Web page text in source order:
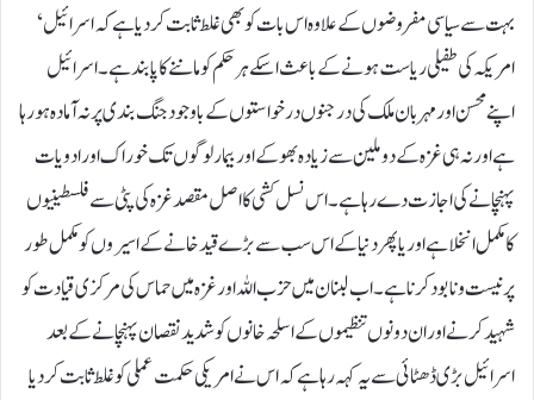
بہت سے سیاسی مفروضوں کے علاوہ اس بات کو بھی غلط ثابت کر دیا ہے کہ اسرائیل ‘
امریکہ کی طفیلی ریاست ہونے کے باعث اسکے ہر حکم کو ماننے کا پابند ہے۔ اسرائیل
اپنے محسن اور مہربان ملک کی درجنوں درخواستوں کے باوجود جنگ بندی پرنہ آمادہ ہو رہا
ہے اور نہ ہی غزہ کے دو ملین سے زیادہ بھوکے اور بیمار لوگوں تک خوراک اور ادویات
پہنچانے کی اجازت دے رہاہے۔ اس نسل کشی کا اصل مقصد غزہ کی پٹی سے فلسطینیوں
کا مکمل انخلا ہے اور یا پھر دنیا کے اس سب سے بڑے قید خانے کے اسیروں کو مکمل طور
پر نیست و نابود کرنا ہے۔ اب لبنان میں حزب اللہ اور غزہ میں حماس کی مرکزی قیادت کو
شہید کرنے اور ان دونوں تنظیموں کے اسلحہ خانوں کو شدید نقصان پہنچانے کے بعد
اسرائیل بڑی ڈھٹائی سے یہ کہہ رہا ہے کہ اس نے امریکی حکمت عملی کو غلط ثابت کر دیا